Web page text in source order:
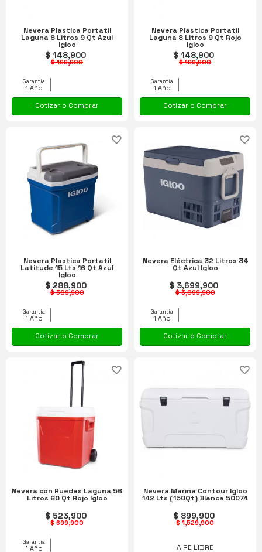
Nevera Plastica Portatil
Laguna 8 Litros 9 Qt Azul
Igloo
$ 148,900
$ 199,900
Garantía
1 Año
Cotizar o Comprar
Nevera Plastica Portatil
Laguna 8 Litros 9 Qt Rojo
Igloo
$ 148,900
$ 199,900
Garantía
1 Año
Cotizar o Comprar
Nevera Plastica Portatil
Latitude 15 Lts 16 Qt Azul
Igloo
$ 288,900
$ 389,900
Garantía
1 Año
Cotizar o Comprar
Nevera Eléctrica 32 Litros 34
Qt Azul Igloo
$ 3,699,900
$ 3,899,900
Garantía
1 Año
Cotizar o Comprar
Nevera con Ruedas Laguna 56
Litros 60 Qt Rojo Igloo
$ 523,900
$ 699,900
Garantía
1 Año
Nevera Marina Contour Igloo
142 Lts (150Qt) Blanca 50074
$ 899,900
$ 1,529,900
AIRE LIBRE